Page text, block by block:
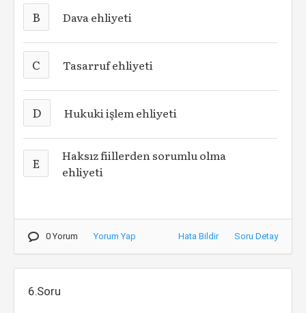
B Dava ehliyeti
C Tasarruf ehliyeti
D Hukuki işlem ehliyeti
E
Haksız fiillerden sorumlu olma
ehliyeti
0 Yorum Yorum Yap Hata Bildir Soru Detay
6.Soru